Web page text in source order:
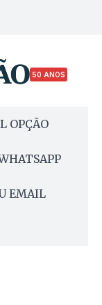
50 ANOS
OPÇÃO
EMAIL